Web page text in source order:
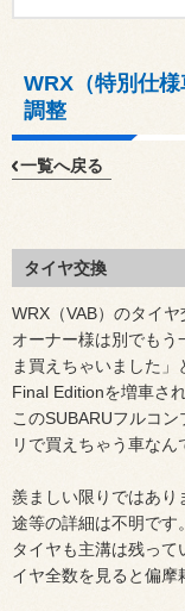
WRX（特別仕
調整
一覧へ戻る
タイヤ交換
WRX（VAB）のタイヤ
オーナー様は別でもう
ま買えちゃいました
Final Editionを増車さ
このSUBARUフルコ
リで買えちゃう車なん
羨ましい限りではあり
途等の詳細は不明です。
タイヤも主溝は残っ
イヤ全数を見ると偏摩